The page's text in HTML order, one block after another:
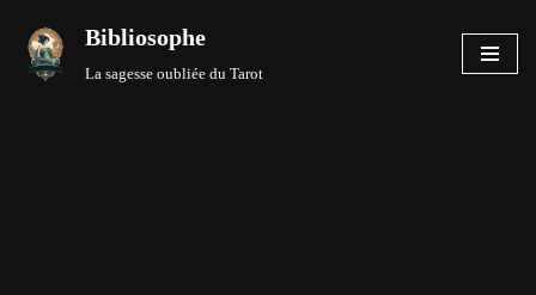
Aller
Bibliosophe
La sagesse oubliée du Tarot